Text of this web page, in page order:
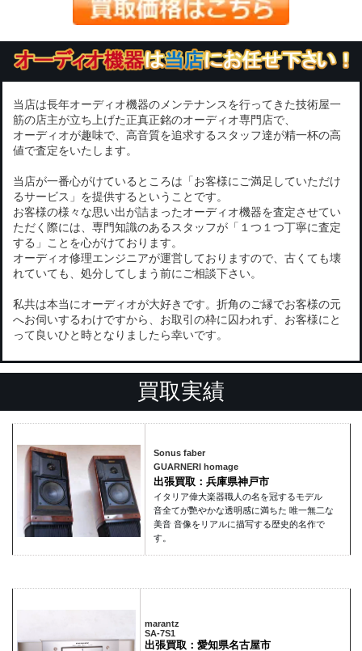
当店は長年オーディオ機器のメンテナンスを行ってきた技術屋一
筋の店主が立ち上げた正真正銘のオーディオ専門店で、
オーディオが趣味で、高音質を追求するスタッフ達が精一杯の高
値で査定をいたします。
当店が一番心がけているところは「お客様にご満足していただけ
るサービス」を提供するということです。
お客様の様々な思い出が詰まったオーディオ機器を査定させてい
ただく際には、専門知識のあるスタッフが「１つ１つ丁寧に査定
する」ことを心がけております。
オーディオ修理エンジニアが運営しておりますので、古くても壊
れていても、処分してしまう前にご相談下さい。
私共は本当にオーディオが大好きです。折角のご縁でお客様の元
へお伺いするわけですから、お取引の枠に囚われず、お客様にと
って良いひと時となりましたら幸いです。
買取実績
Sonus faber
GUARNERI homage
出張買取：兵庫県神戸市
イタリア偉大楽器職人の名を冠するモデル
音全てが艷やかな透明感に満ちた 唯一無二な
美音 音像をリアルに描写する歴史的名作で
す。
marantz
SA-7S1
出張買取：愛知県名古屋市